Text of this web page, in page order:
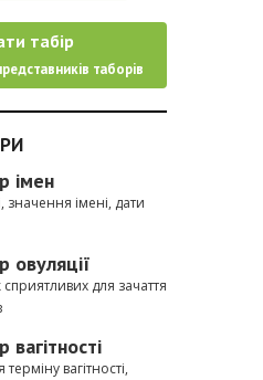
у
Іноді я б хотіла, щоб моє
табір
таборів
імен
значення імені, дати
овуляції
для зачаття
вагітності
вагітності,